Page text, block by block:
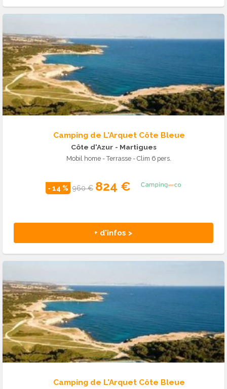
Camping de L'Arquet Côte Bleue
Côte d'Azur - Martigues
Mobil home - Terrasse - Clim 6 pers.
- 14 % 960 € 824 €
+ d'infos >
Camping de L'Arquet Côte Bleue